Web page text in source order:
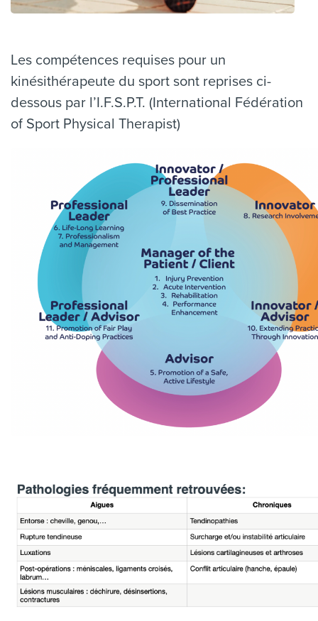
Les compétences requises pour un
kinésithérapeute du sport sont reprises ci-
dessous par l’I.F.S.P.T. (International Fédération
of Sport Physical Therapist)